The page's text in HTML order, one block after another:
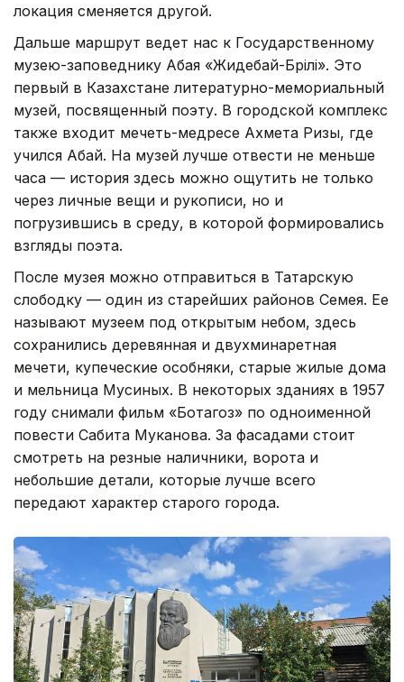
локация сменяется другой.
Дальше маршрут ведет нас к Государственному
музею-заповеднику Абая «Жидебай-Бөрілі». Это
первый в Казахстане литературно-мемориальный
музей, посвященный поэту. В городской комплекс
также входит мечеть-медресе Ахмета Ризы, где
учился Абай. На музей лучше отвести не меньше
часа — история здесь можно ощутить не только
через личные вещи и рукописи, но и
погрузившись в среду, в которой формировались
взгляды поэта.
После музея можно отправиться в Татарскую
слободку — один из старейших районов Семея. Ее
называют музеем под открытым небом, здесь
сохранились деревянная и двухминаретная
мечети, купеческие особняки, старые жилые дома
и мельница Мусиных. В некоторых зданиях в 1957
году снимали фильм «Ботагоз» по одноименной
повести Сабита Муканова. За фасадами стоит
смотреть на резные наличники, ворота и
небольшие детали, которые лучше всего
передают характер старого города.